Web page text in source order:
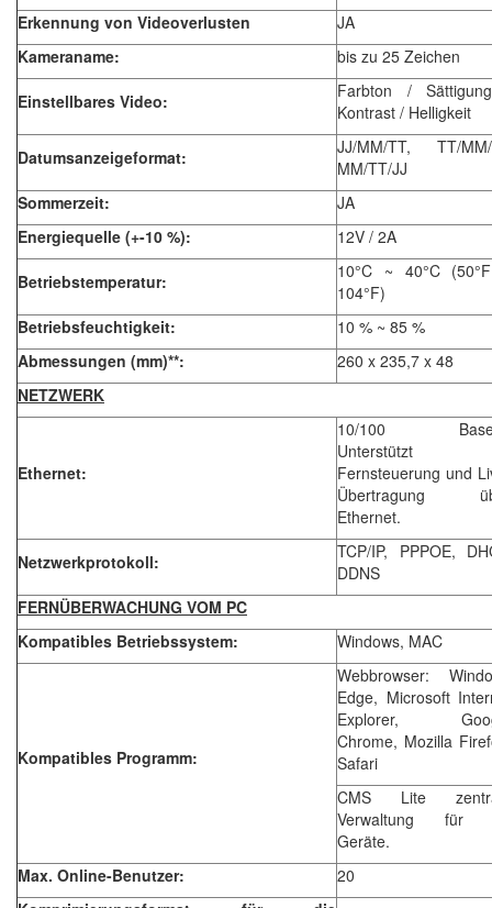
Erkennung von Videoverlusten
JA
Kameraname:
bis zu 25 Zeichen
Einstellbares Video:
Farbton /
Kontrast / Helligkeit
Datumsanzeigeformat:
JJ/MM/TT, TT/
MM/TT/JJ
Sommerzeit:
JA
Energiequelle (+-10 %):
12V / 2A
Betriebstemperatur:
10°C ~ 40°C
104°F)
Betriebsfeuchtigkeit:
10 % ~ 85 %
Abmessungen (mm)**:
260 x 235,7 x 48
NETZWERK
Ethernet:
10/100
Unterstützt
Fernsteuerung und
Übertragung
Ethernet.
Netzwerkprotokoll:
TCP/IP, PPPOE,
DDNS
FERNÜBERWACHUNG VOM PC
Kompatibles Betriebssystem:
Windows, MAC
Kompatibles Programm:
Webbrowser:
Edge, Microsoft
Explorer,
Chrome, Mozilla
Safari
CMS Lite
Verwaltung für
Geräte.
Max. Online-Benutzer:
20